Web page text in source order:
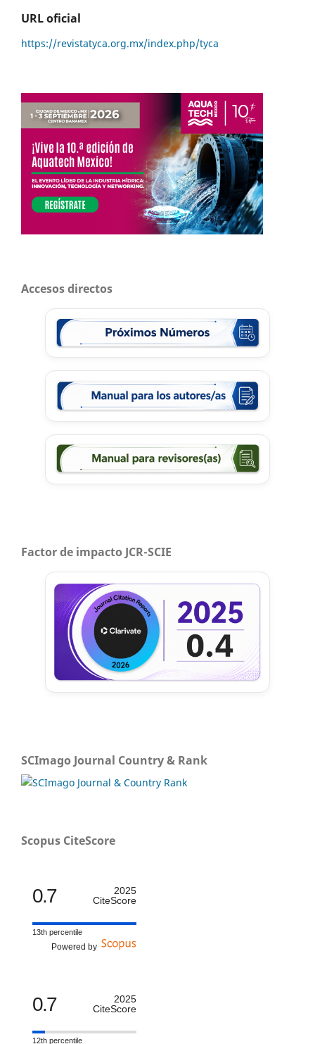
URL oficial
https://revistatyca.org.mx/index.php/tyca
Accesos directos
Factor de impacto JCR-SCIE
SCImago Journal Country & Rank
Scopus CiteScore
0.7
2025
CiteScore
13th percentile
Powered by
0.7
2025
CiteScore
12th percentile